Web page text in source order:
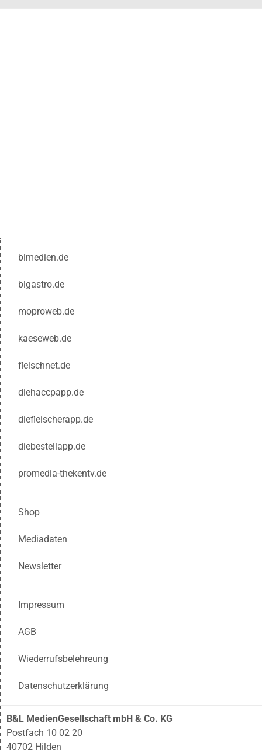
blmedien.de
blgastro.de
moproweb.de
kaeseweb.de
fleischnet.de
diehaccpapp.de
diefleischerapp.de
diebestellapp.de
promedia-thekentv.de
Shop
Mediadaten
Newsletter
Impressum
AGB
Wiederrufsbelehreung
Datenschutzerklärung
B&L MedienGesellschaft mbH & Co. KG
Postfach 10 02 20
40702 Hilden